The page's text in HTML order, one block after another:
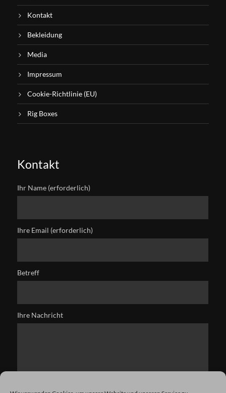
Kontakt
Bekleidung
Media
Impressum
Cookie-Richtlinie (EU)
Rig Boxes
Kontakt
Ihr Name (erforderlich)
Ihre Email (erforderlich)
Betreff
Ihre Nachricht